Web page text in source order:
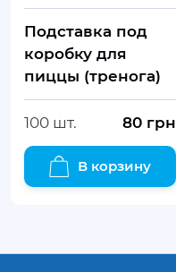
Подставка под
коробку для
пиццы (тренога)
100 шт. 80 грн
В корзину